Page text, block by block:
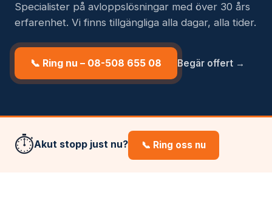
Specialister på avloppslösningar med över 30 års
erfarenhet. Vi finns tillgängliga alla dagar, alla tider.
📞 Ring nu – 08-508 655 08 Begär offert →
⏱️Akut stopp just nu? 📞 Ring oss nu